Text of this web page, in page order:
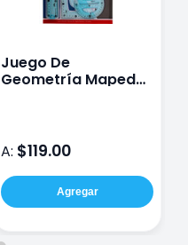
Juego De
Geometría Maped
A: $119.00
Agregar